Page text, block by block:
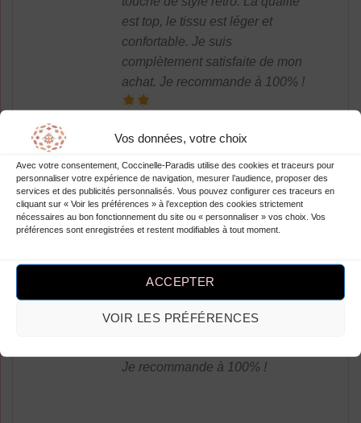
Vos données, votre choix
Avec votre consentement, Coccinelle-Paradis utilise des cookies et traceurs pour
personnaliser votre expérience de navigation, mesurer l’audience, proposer des
services et des publicités personnalisés. Vous pouvez configurer ces traceurs en
cliquant sur « Voir les préférences » à l’exception des cookies strictement
nécessaires au bon fonctionnement du site ou « personnaliser » vos choix. Vos
préférences sont enregistrées et restent modifiables à tout moment.
ACCEPTER
VOIR LES PRÉFÉRENCES
est top, le tissu est léger et
confortable. Je suis
complètement satisfaite de mon
achat. Je recommande à 100% !
Note5sur
5
Dotty Shayne–
J’adore la robe d’été à pois de
Coccinelle-Paradis, elle est
ensoleillées ! Je l’ai portée lors
d’une sortie entre amis et j’ai
petit défaut, elle taille un peu
Je recommande à 100% !